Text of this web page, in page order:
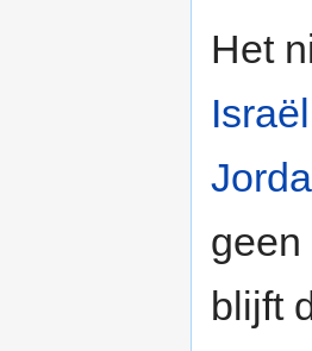
Het
Israël
geen
blijft